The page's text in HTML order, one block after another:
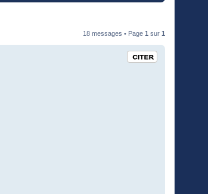
18 messages • Page 1 sur 1
Citation